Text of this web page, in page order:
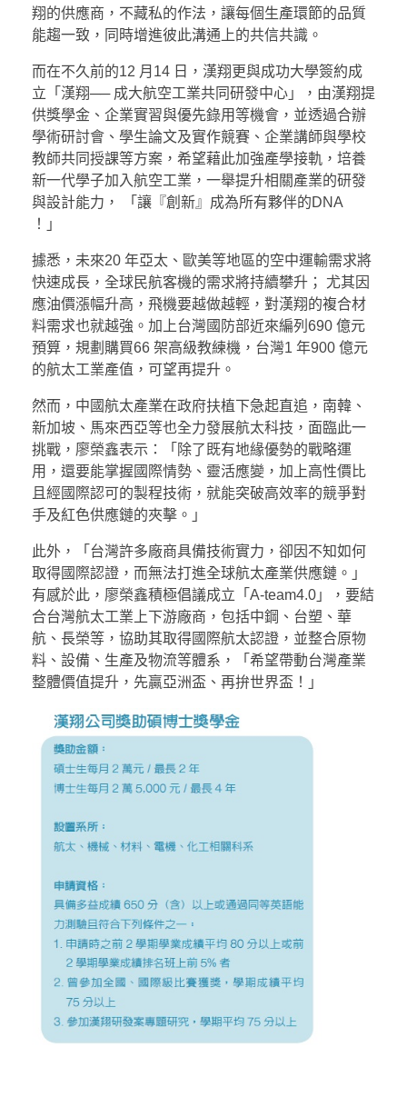
翔的供應商，不藏私的作法，讓每個生產環節的品質
能趨一致，同時增進彼此溝通上的共信共識。
而在不久前的12 月14 日，漢翔更與成功大學簽約成
立「漢翔── 成大航空工業共同研發中心」，由漢翔提
供獎學金、企業實習與優先錄用等機會，並透過合辦
學術研討會、學生論文及實作競賽、企業講師與學校
教師共同授課等方案，希望藉此加強產學接軌，培養
新一代學子加入航空工業，一舉提升相關產業的研發
與設計能力， 「讓『創新』成為所有夥伴的DNA
！」
據悉，未來20 年亞太、歐美等地區的空中運輸需求將
快速成長，全球民航客機的需求將持續攀升； 尤其因
應油價漲幅升高，飛機要越做越輕，對漢翔的複合材
料需求也就越強。加上台灣國防部近來編列690 億元
預算，規劃購買66 架高級教練機，台灣1 年900 億元
的航太工業產值，可望再提升。
然而，中國航太產業在政府扶植下急起直追，南韓、
新加坡、馬來西亞等也全力發展航太科技，面臨此一
挑戰，廖榮鑫表示：「除了既有地緣優勢的戰略運
用，還要能掌握國際情勢、靈活應變，加上高性價比
且經國際認可的製程技術，就能突破高效率的競爭對
手及紅色供應鏈的夾擊。」
此外，「台灣許多廠商具備技術實力，卻因不知如何
取得國際認證，而無法打進全球航太產業供應鏈。」
有感於此，廖榮鑫積極倡議成立「A-team4.0」，要結
合台灣航太工業上下游廠商，包括中鋼、台塑、華
航、長榮等，協助其取得國際航太認證，並整合原物
料、設備、生產及物流等體系，「希望帶動台灣產業
整體價值提升，先贏亞洲盃、再拚世界盃！」